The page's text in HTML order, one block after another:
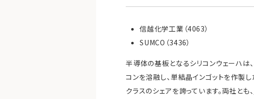
信越化学工業（4063）
SUMCO（3436）
半導体の基板となるシリコンウェーハは
コンを溶融し、単結晶インゴットを作製
クラスのシェアを誇っています。両社とも、